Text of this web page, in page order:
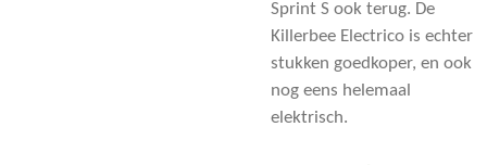
Sprint S ook terug. De
Killerbee Electrico is echter
stukken goedkoper, en ook
nog eens helemaal
elektrisch.